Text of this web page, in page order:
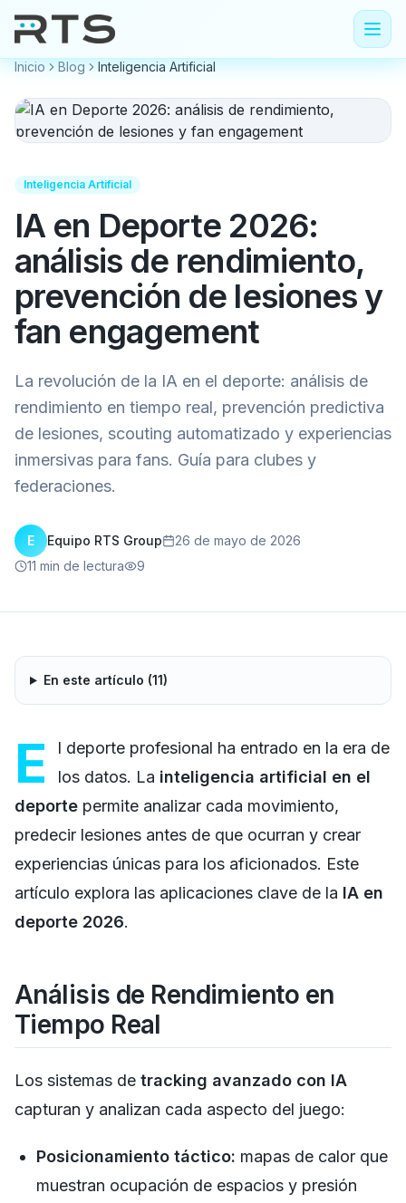
Inicio Blog Inteligencia Artificial
Inteligencia Artificial
IA en Deporte 2026:
análisis de rendimiento,
prevención de lesiones y
fan engagement
La revolución de la IA en el deporte: análisis de
rendimiento en tiempo real, prevención predictiva
de lesiones, scouting automatizado y experiencias
inmersivas para fans. Guía para clubes y
federaciones.
E Equipo RTS Group
26 de mayo de 2026
11 min de lectura 9
En este artículo (11)
E
l deporte profesional ha entrado en la era de
los datos. La inteligencia artificial en el
deporte permite analizar cada movimiento,
predecir lesiones antes de que ocurran y crear
experiencias únicas para los aficionados. Este
artículo explora las aplicaciones clave de la IA en
deporte 2026.
Análisis de Rendimiento en
Tiempo Real
Los sistemas de tracking avanzado con IA
capturan y analizan cada aspecto del juego:
Posicionamiento táctico: mapas de calor que
muestran ocupación de espacios y presión